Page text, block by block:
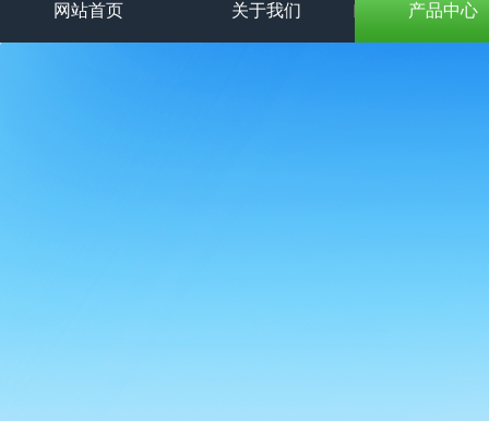
网站首页 关于我们 产品中心